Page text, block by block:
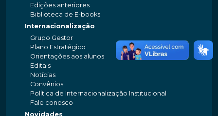
Edições anteriores
Biblioteca de E-books
Internacionalização
Grupo Gestor
Plano Estratégico
Orientações aos alunos
Editais
Notícias
Convênios
Política de Internacionalização Institucional
Fale conosco
Novidades